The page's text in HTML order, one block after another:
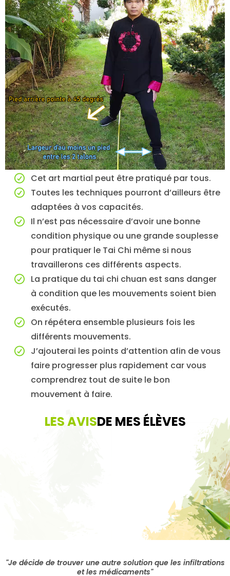
Cet art martial peut être pratiqué par tous.
Toutes les techniques pourront d’ailleurs être
adaptées à vos capacités.
Il n’est pas nécessaire d’avoir une bonne
condition physique ou une grande souplesse
pour pratiquer le Tai Chi même si nous
travaillerons ces différents aspects.
La pratique du tai chi chuan est sans danger
à condition que les mouvements soient bien
exécutés.
On répétera ensemble plusieurs fois les
différents mouvements.
J’ajouterai les points d’attention afin de vous
faire progresser plus rapidement car vous
comprendrez tout de suite le bon
mouvement à faire.
LES AVISDE MES ÉLÈVES
"Je décide de trouver une autre solution que les infiltrations
et les médicaments"